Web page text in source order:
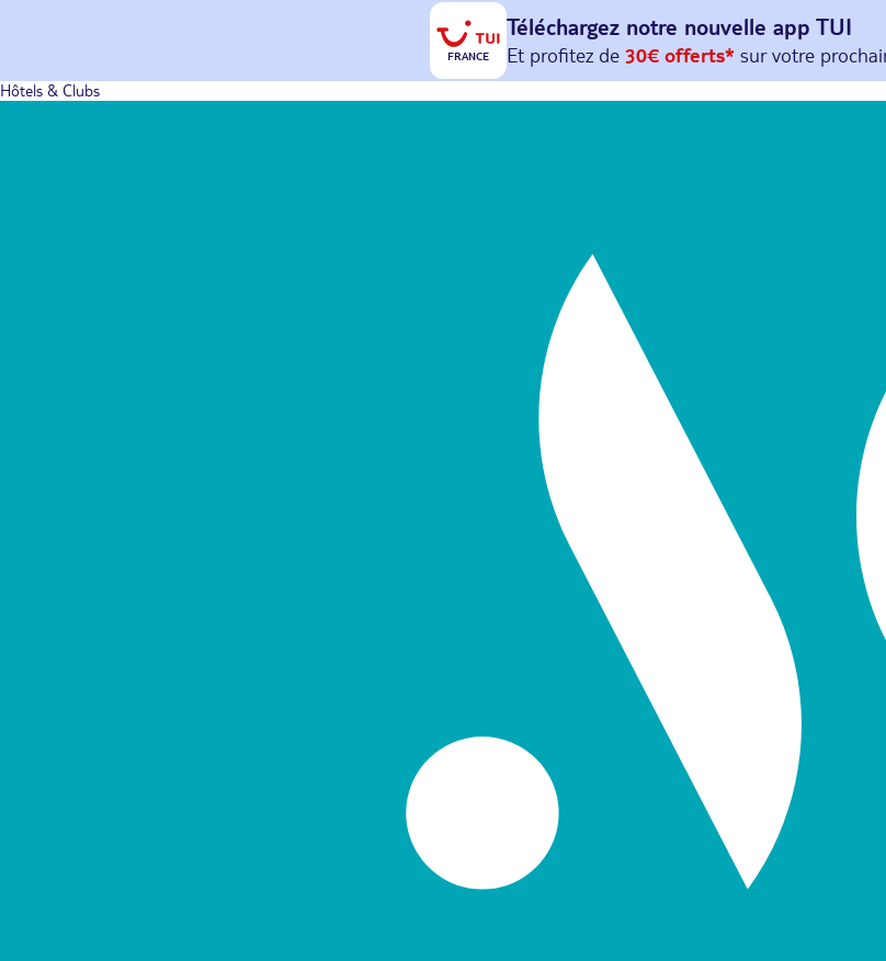
FRANCE
Téléchargez notre nouvelle app TUI
Et profitez de 30€ offerts*sur votreprochain
avec le code : HAPPYAPP
Hôtels & Clubs